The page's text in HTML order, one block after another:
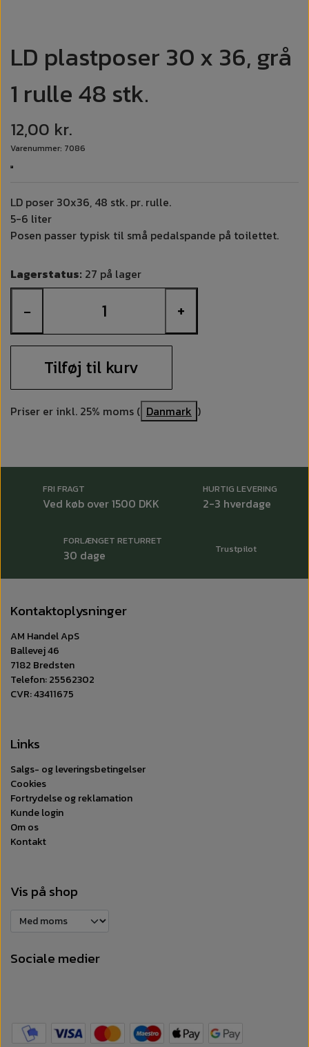
LD plastposer 30 x 36, grå
1 rulle 48 stk.
12,00 kr.
Varenummer: 7086
LD poser 30x36, 48 stk. pr. rulle.
5-6 liter
Posen passer typisk til små pedalspande på toilettet.
Lagerstatus: 27 på lager
− +
Tilføj til kurv
Priser er inkl. 25% moms ( Danmark )
FRI FRAGT
Ved køb over 1500 DKK
HURTIG LEVERING
2-3 hverdage
FORLÆNGET RETURRET
30 dage Trustpilot
Kontaktoplysninger
AM Handel ApS
Ballevej 46
7182 Bredsten
Telefon: 25562302
CVR: 43411675
Links
Salgs- og leveringsbetingelser
Cookies
Fortrydelse og reklamation
Kunde login
Om os
Kontakt
Vis på shop
Sociale medier